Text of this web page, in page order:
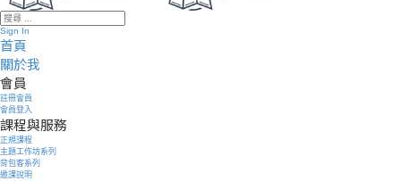
Sign In
首頁
關於我
會員
註冊會員
會員登入
課程與服務
正規課程
主題工作坊系列
背包客系列
邀課說明